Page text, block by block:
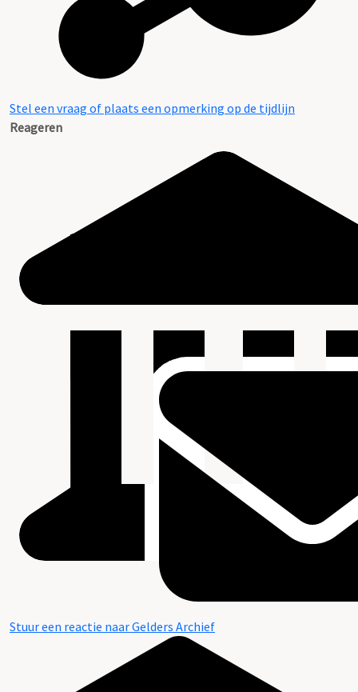
Stel een vraag of plaats een opmerking op de tijdlijn
Reageren
Stuur een reactie naar Gelders Archief